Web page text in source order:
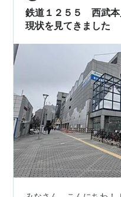
遂に囲いの中を見る事が
鉄道１２５５ 西武
現状を見てきました